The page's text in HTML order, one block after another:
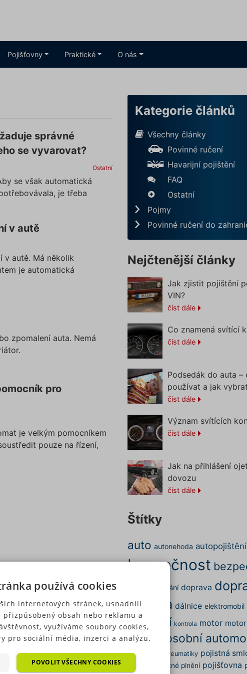
Pojišťovny Praktické O nás
správné
se vyvarovat?
Ostatní
se však automatická
je třeba
v autě
v autě. Má několik
je automatická
zpomalení auta. Nemá
pro
je velkým pomocníkem
pouze na řízení,
Kategorie článků
Všechny články
Povinné ručení
Havarijní pojištění
FAQ
Ostatní
Pojmy
Povinné ručení do
Nejčtenější články
Jak zjistit pojištění
VIN?
číst dále
Co znamená svítící
číst dále
Podsedák do auta –
používat a jak
číst dále
Význam svítících
číst dále
Jak na přihlášení
dovozu
číst dále
Štítky
auto autonehoda autopojištění
bezpečnost
cestování doprava
nehoda dálnice elektromobil
pojištění kontrola motor
nehoda osobní
parkování pneumatiky pojistná
pojistné plnění pojišťovna
používá cookies
internetových stránek, usnadnili
obsah nebo reklamu a
využíváme soubory cookies,
pro sociální média, inzerci a analýzu.
využívat pouze s Vaším
POVOLIT VŠECHNY COOKIES